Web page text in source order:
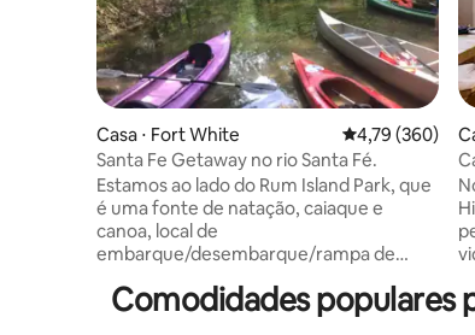
Casa ⋅ Fort White 4,79 de uma
4,79 (360)
Santa Fe Getaway no rio Santa Fé.
Estamos ao lado do Rum Island Park, que
é uma fonte de natação, caiaque e
canoa, local de
embarque/desembarque/rampa de
quarto, acomoda 4 pessoas. 1 quarto
Comodidades populares